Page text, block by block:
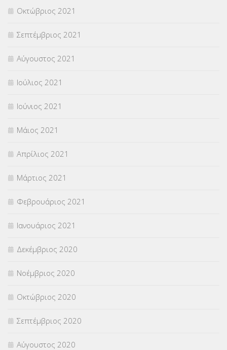
Οκτώβριος 2021
Σεπτέμβριος 2021
Αύγουστος 2021
Ιούλιος 2021
Ιούνιος 2021
Μάιος 2021
Απρίλιος 2021
Μάρτιος 2021
Φεβρουάριος 2021
Ιανουάριος 2021
Δεκέμβριος 2020
Νοέμβριος 2020
Οκτώβριος 2020
Σεπτέμβριος 2020
Αύγουστος 2020